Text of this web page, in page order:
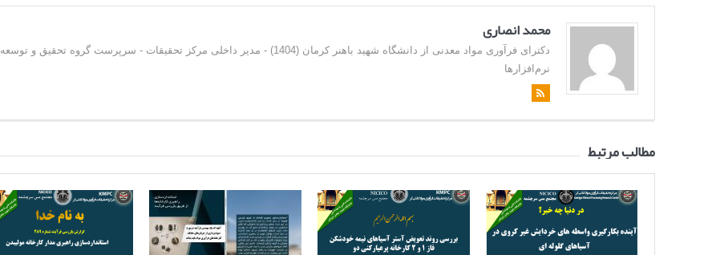
محمد انصاری
دکترای فرآوری مواد معدنی از دانشگاه شهید باهنر کرمان (1404) - مدیر داخلی مرکز تحقیقات - سرپرست گروه تحقیق و توسعه
نرم‌افزارها
مطالب مرتبط